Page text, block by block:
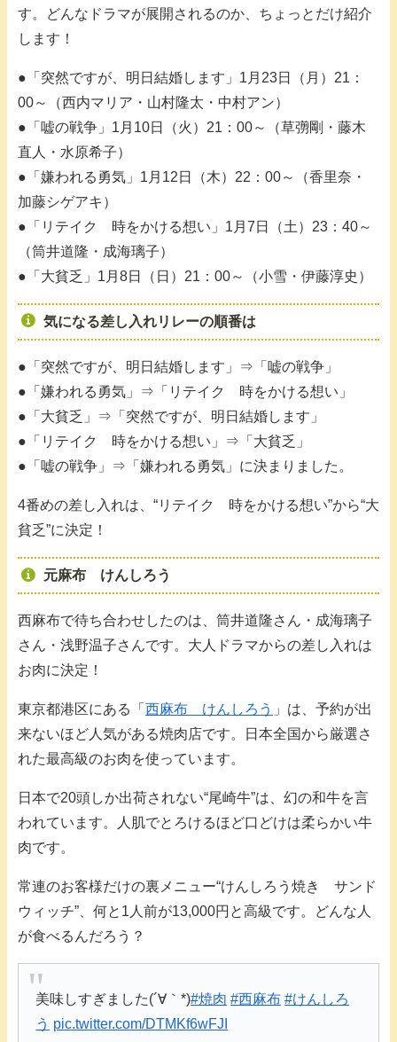
す。どんなドラマが展開されるのか、ちょっとだけ紹介
します！
●「突然ですが、明日結婚します」1月23日（月）21：
00～（西内マリア・山村隆太・中村アン）
●「嘘の戦争」1月10日（火）21：00～（草彅剛・藤木
直人・水原希子）
●「嫌われる勇気」1月12日（木）22：00～（香里奈・
加藤シゲアキ）
●「リテイク 時をかける想い」1月7日（土）23：40～
（筒井道隆・成海璃子）
●「大貧乏」1月8日（日）21：00～（小雪・伊藤淳史）
気になる差し入れリレーの順番は
●「突然ですが、明日結婚します」⇒「嘘の戦争」
●「嫌われる勇気」⇒「リテイク 時をかける想い」
●「大貧乏」⇒「突然ですが、明日結婚します」
●「リテイク 時をかける想い」⇒「大貧乏」
●「嘘の戦争」⇒「嫌われる勇気」に決まりました。
4番めの差し入れは、“リテイク 時をかける想い”から“大
貧乏”に決定！
元麻布 けんしろう
西麻布で待ち合わせしたのは、筒井道隆さん・成海璃子
さん・浅野温子さんです。大人ドラマからの差し入れは
お肉に決定！
東京都港区にある「 西麻布 けんしろう 」は、予約が出
来ないほど人気がある焼肉店です。日本全国から厳選さ
れた最高級のお肉を使っています。
日本で20頭しか出荷されない“尾崎牛”は、幻の和牛を言
われています。人肌でとろけるほど口どけは柔らかい牛
肉です。
常連のお客様だけの裏メニュー“けんしろう焼き サンド
ウィッチ”、何と1人前が13,000円と高級です。どんな人
が食べるんだろう？
美味しすぎました(´∀｀*)#焼肉 #西麻布 #けんしろ
う pic.twitter.com/DTMKf6wFJI